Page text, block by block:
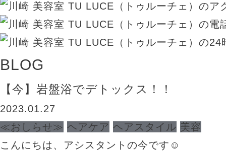
BLOG
【今】岩盤浴でデトックス！！
2023.01.27
≪おしらせ≫ ヘアケア ヘアスタイル 美容
こんにちは、アシスタントの今です☺︎